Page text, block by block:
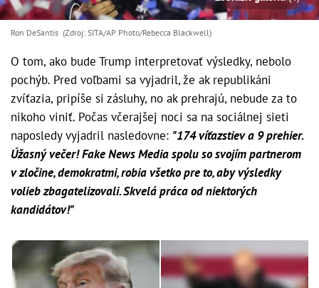
Ron DeSantis (Zdroj: SITA/AP Photo/Rebecca Blackwell)
O tom, ako bude Trump interpretovať výsledky, nebolo
pochýb. Pred voľbami sa vyjadril, že ak republikáni
zvíťazia, pripíše si zásluhy, no ak prehrajú, nebude za to
nikoho viniť. Počas včerajšej noci sa na sociálnej sieti
naposledy vyjadril nasledovne: "174 víťazstiev a 9 prehier.
Úžasný večer! Fake News Media spolu so svojím partnerom
v zločine, demokratmi, robia všetko pre to, aby výsledky
volieb zbagatelizovali. Skvelá práca od niektorých
kandidátov!"